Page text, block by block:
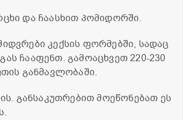
და ჩაასხით პომიდორში.
კექსის ფორმებში, სადაც
ჩააფენთ. გამოაცხვეთ 220-230
განმავლობაში.
განსაკუთრებით მოეწონებათ ეს